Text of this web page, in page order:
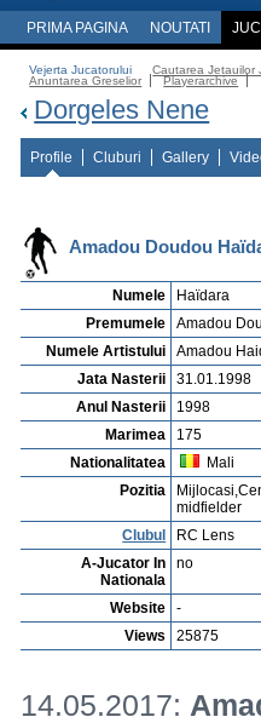
PRIMA PAGINA NOUTATI
Vejerta Jucatorului Cautarea Jetauilor
Anuntarea Greselior
Playerarchive
Dorgeles Nene
Profile Cluburi Gallery
Amadou Doudou
Numele
Haïdara
Premumele
Amadou
Numele Artistului
Amadou
Jata Nasterii
31.01.1998
Anul Nasterii
1998
Marimea
175
Nationalitatea
Mali
Pozitia
midfielder
Clubul
RC Lens
A-Jucator In
Nationala
no
Website
-
Views
25875
14.05.2017: